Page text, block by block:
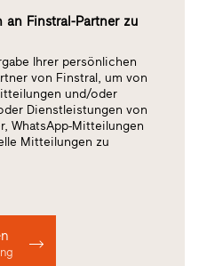
an Finstral-Partner zu
Ihrer persönlichen
von Finstral, um von
und/oder
Dienstleistungen von
WhatsApp-Mitteilungen
Mitteilungen zu